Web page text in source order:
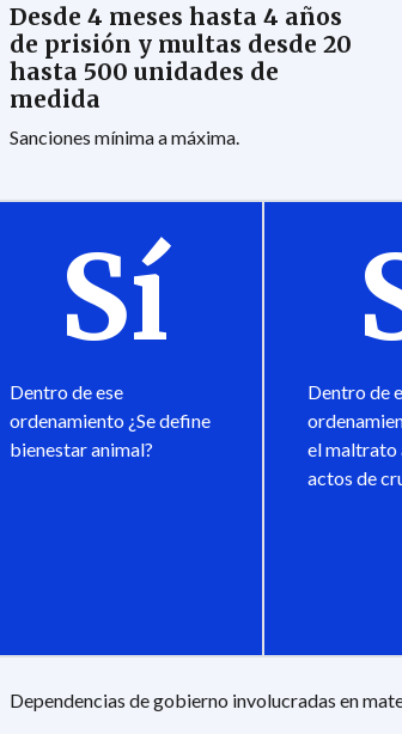
Desde 4 meses hasta 4 años
de prisión y multas desde 20
hasta 500 unidades de
medida
Sanciones mínima a máxima.
Sí
Dentro de ese
ordenamiento ¿Se define
bienestar animal?
Dentro de
el maltrato
actos de
Dependencias de gobierno involucradas en